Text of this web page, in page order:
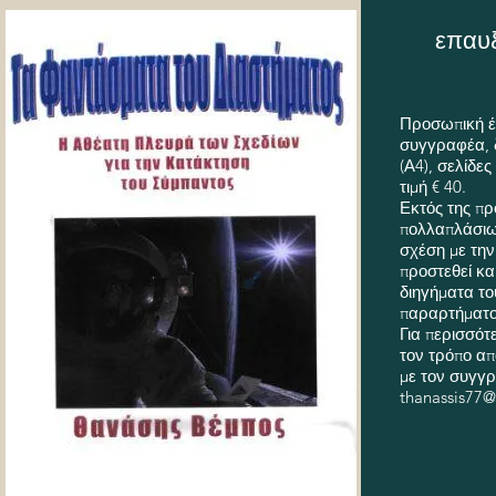
Προσωπική
συγγραφέα,
(Α4),
τιμή € 40.
Εκτός της
σχέση με
προστεθεί
διηγήματα
Για
τον τρόπο
με τον